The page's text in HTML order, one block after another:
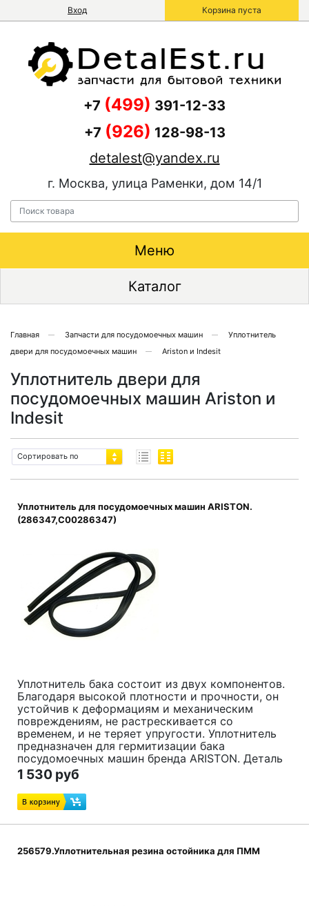
Вход Корзина пуста
+7 (499) 391-12-33
+7 (926) 128-98-13
detalest@yandex.ru
г. Москва, улица Раменки, дом 14/1
Меню
Каталог
Главная Запчасти для посудомоечных машин
Уплотнитель
двери для посудомоечных машин
Ariston и Indesit
Уплотнитель двери для
посудомоечных машин Ariston и
Indesit
Сортировать по
Уплотнитель для посудомоечных машин ARISTON.
(286347,C00286347)
Уплотнитель бака состоит из двух компонентов.
Благодаря высокой плотности и прочности, он
устойчив к деформациям и механическим
повреждениям, не растрескивается со
временем, и не теряет упругости. Уплотнитель
предназначен для гермитизации бака
посудомоечных машин бренда ARISTON. Деталь
проста в монтаже, и может быть установлена в
домашних условиях всего за 20 минут!
Код товара:
предназначен для установки на газовые
1 530 руб
256579.Уплотнительная резина остойника для ПММ